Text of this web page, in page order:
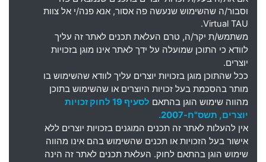
וסבור/ה שהשימוש שנעשה פה אסור, אנא פנה/י אל צוות
Virtual TAU.
משתמש/ת יקר/ה, טרם העלאת תכנים לאתר זה עליך
לוודא כי התוכן שמועלה על ידך לאתר אינו מוגן בזכויות
יוצרים.
ככל שהתוכן מוגן בזכויות יוצרים עליך לוודא שהשימוש בו
מותר בהסכמת בעל זכויות היוצרים או שהשימוש בתוכן
מהווה שימוש הוגן בהתאם
לסעיף 19 לחוק זכויות
יוצרים, תשס"ח-2007.
אין להעלות לאתר זה תכנים המוגנים בזכויות יוצרים ללא
אישור בעל הזכויות או תכנים שהשימוש בהם אינו מהווה
שימוש הוגן בהתאם לחוק. העלאת תכנים לאתר זה הינה